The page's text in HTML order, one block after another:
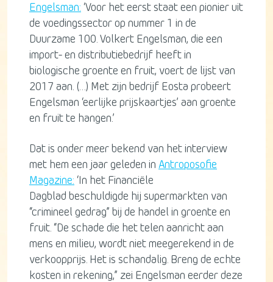
Engelsman: ‘Voor het eerst staat een pionier uit
de voedingssector op nummer 1 in de
Duurzame 100. Volkert Engelsman, die een
import- en distributiebedrijf heeft in
biologische groente en fruit, voert de lijst van
2017 aan. (…) Met zijn bedrijf Eosta probeert
Engelsman ‘eerlijke prijskaartjes’ aan groente
en fruit te hangen.’
Dat is onder meer bekend van het interview
met hem een jaar geleden in Antroposofie
Magazine: ‘In het Financiële
Dagblad beschuldigde hij supermarkten van
“crimineel gedrag” bij de handel in groente en
fruit. “De schade die het telen aanricht aan
mens en milieu, wordt niet meegerekend in de
verkoopprijs. Het is schandalig. Breng de echte
kosten in rekening,” zei Engelsman eerder deze